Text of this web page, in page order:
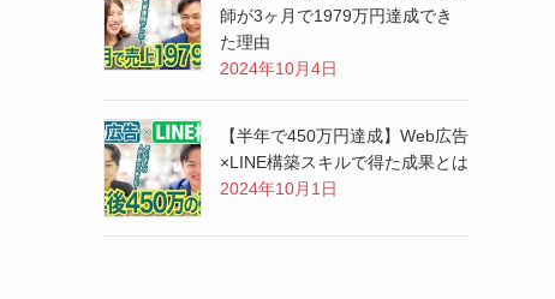
師が3ヶ月で1979万円達成でき
た理由
2024年10月4日
【半年で450万円達成】Web広告
×LINE構築スキルで得た成果とは
2024年10月1日